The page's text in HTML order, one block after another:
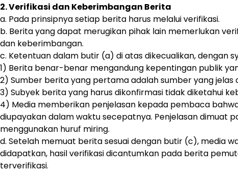
2. Verifikasi dan Keberimbangan Berita
a. Pada prinsipnya setiap berita harus melalui verifikasi.
b. Berita yang dapat merugikan pihak lain memerlukan
dan keberimbangan.
c. Ketentuan dalam butir (a) di atas dikecualikan, dengan
1) Berita benar-benar mengandung kepentingan publik
2) Sumber berita yang pertama adalah sumber yang
3) Subyek berita yang harus dikonfirmasi tidak diketahui
4) Media memberikan penjelasan kepada pembaca
diupayakan dalam waktu secepatnya. Penjelasan dimuat
menggunakan huruf miring.
d. Setelah memuat berita sesuai dengan butir (c), media
didapatkan, hasil verifikasi dicantumkan pada berita
terverifikasi.